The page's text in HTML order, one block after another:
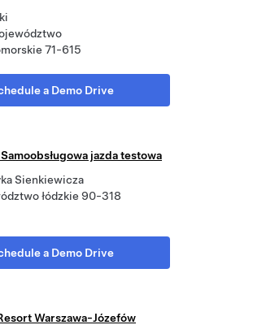
71-615
a Demo Drive
jazda testowa
Sienkiewicza
łódzkie 90-318
a Demo Drive
Warszawa-Józefów